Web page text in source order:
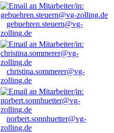
gebuehren.steuern@vg-
zolling.de
christina.sommerer@vg-
zolling.de
norbert.sonnhuetter@vg-
zolling.de